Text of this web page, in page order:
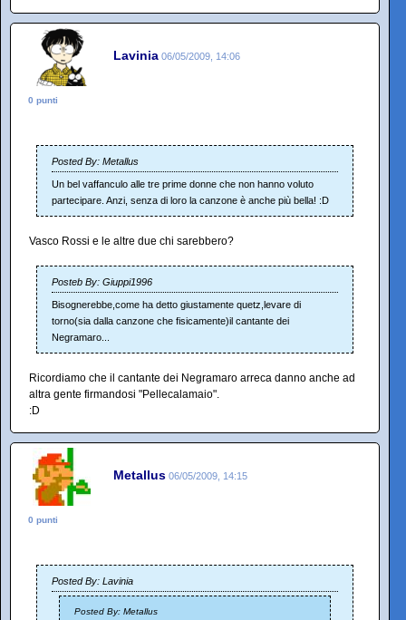
Lavinia 06/05/2009, 14:06
0 punti
Posted By: Metallus
Un bel vaffanculo alle tre prime donne che non hanno voluto
partecipare. Anzi, senza di loro la canzone è anche più bella! :D
Vasco Rossi e le altre due chi sarebbero?
Posteb By: Giuppi1996
Bisognerebbe,come ha detto giustamente quetz,levare di
torno(sia dalla canzone che fisicamente)il cantante dei
Negramaro...
Ricordiamo che il cantante dei Negramaro arreca danno anche ad
altra gente firmandosi "Pellecalamaio".
:D
Metallus 06/05/2009, 14:15
0 punti
Posted By: Lavinia
Posted By: Metallus